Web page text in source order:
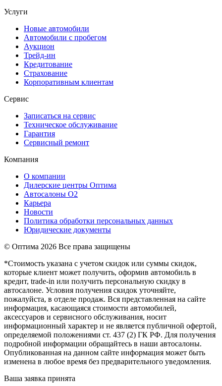
Услуги
Новые автомобили
Автомобили с пробегом
Аукцион
Трейд-ин
Кредитование
Страхование
Корпоративным клиентам
Сервис
Записаться на сервис
Техническое обслуживание
Гарантия
Сервисный ремонт
Компания
О компании
Дилерские центры Оптима
Автосалоны О2
Карьера
Новости
Политика обработки персональных данных
Юридические документы
© Оптима 2026 Все права защищены
*Стоимость указана с учетом скидок или суммы скидок,
которые клиент может получить, оформив автомобиль в
кредит, trade-in или получить персональную скидку в
автосалоне. Условия получения скидок уточняйте,
пожалуйста, в отделе продаж. Вся представленная на сайте
информация, касающаяся стоимости автомобилей,
аксессуаров и сервисного обслуживания, носит
информационный характер и не является публичной офертой,
определяемой положениями ст. 437 (2) ГК РФ. Для получения
подробной информации обращайтесь в наши автосалоны.
Опубликованная на данном сайте информация может быть
изменена в любое время без предварительного уведомления.
Ваша заявка принята